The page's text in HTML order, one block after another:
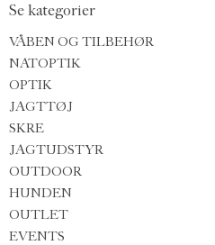
Se kategorier
VÅBEN OG TILBEHØR
NATOPTIK
OPTIK
JAGTTØJ
SKRE
JAGTUDSTYR
OUTDOOR
HUNDEN
OUTLET
EVENTS